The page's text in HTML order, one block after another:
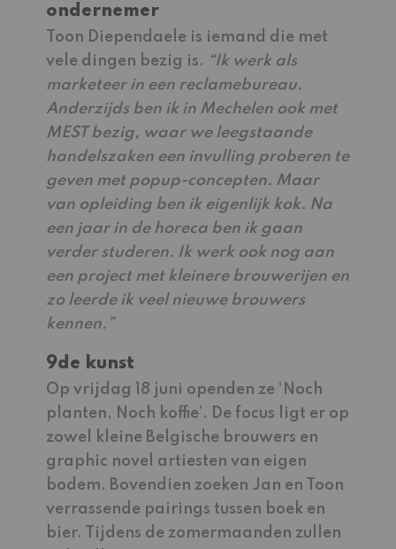
ondernemer
Toon Diependaele is iemand die met
vele dingen bezig is. “Ik werk als
marketeer in een reclamebureau.
Anderzijds ben ik in Mechelen ook met
MEST bezig, waar we leegstaande
handelszaken een invulling proberen te
geven met popup-concepten. Maar
van opleiding ben ik eigenlijk kok. Na
een jaar in de horeca ben ik gaan
verder studeren. Ik werk ook nog aan
een project met kleinere brouwerijen en
zo leerde ik veel nieuwe brouwers
kennen.”
9de kunst
Op vrijdag 18 juni openden ze ‘Noch
planten, Noch koffie’. De focus ligt er op
zowel kleine Belgische brouwers en
graphic novel artiesten van eigen
bodem. Bovendien zoeken Jan en Toon
verrassende pairings tussen boek en
bier. Tijdens de zomermaanden zullen